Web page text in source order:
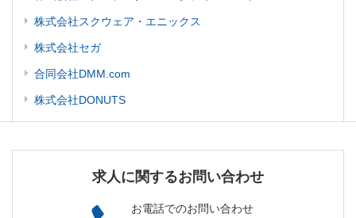
株式会社スクウェア・エニックス
株式会社セガ
合同会社DMM.com
株式会社DONUTS
求人に関するお問い合わせ
お電話でのお問い合わせ